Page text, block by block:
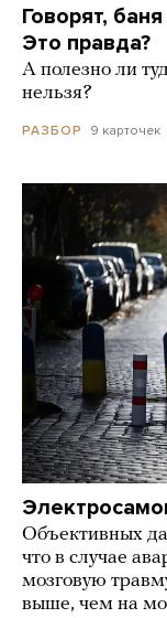
Говорят,
Это правда?
А полезно ли
нельзя?
РАЗБОР 9 карточек
Объективных
что в случае
мозговую
выше, чем на